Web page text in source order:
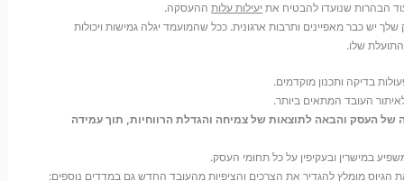
הבהרות שנועדו להבטיח את יעילות עלותההעסקה.
יש כבר מאפיינים ותרבות ארגונית. ככל שהמועמד יגלה גמישות ויכולות
שלו.
בדיקה ותכנון מוקדמים.
העובד המתאים ביותר.
של העסק והבאה לתוצאות של צמיחה והגדלת הרווחיות, תוך עמידה
במישרין ובעקיפין על כל תחומי העסק.
מומלץ להגדיר את הצרכים והציפיות מהעובד החדש גם במדדים נוספים: